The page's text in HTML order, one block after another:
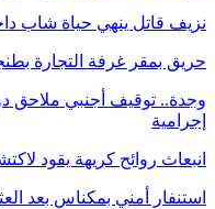
نزيف قاتل ينهي حياة شاب
حريق بمقر غرفة التجارة
وجدة.. توقيف أجنبي ملاحق
إجرامية
انبعاث روائح كريهة يقود
استنفار أمني بمكناس بعد